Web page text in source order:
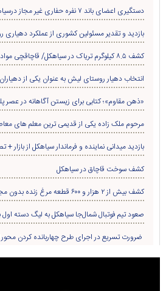
دستگیری اعضای باند ۷ نفره حفاری غير مجاز درسیاهکل
بازدید و تقدیر مسئولین کشوری از عملکرد
کشف ۸.۵ کیلوگرم تریاک در سیاهکل/ قاچاقچی مواد مخدر دستگیر شد
انتخاب دهیار روستای لیش به عنوان یکی از دهیاران
«ذهن مقاوم»؛ کتابی برای زیستن آگاهانه در عصر
مرحوم ملک زاده یکی از قدیمی ترین معلم های
بازدید میدانی نماینده و فرماندار سیاهکل از بازار +
کشف سوخت قاچاق در سياهکل
کشف بیش از ۲ هزار و ۶۰۰ قطعه مرغ زنده بدون مجوز در سیاهکل
صعود تیم فوتبال شمال‌جا‌ سیاهکل به لیگ دسته اول
ضرورت تسریع در اجرای طرح چهاربانده کردن